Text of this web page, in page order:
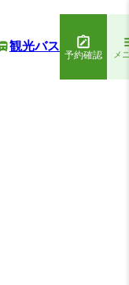
観光バス
予約確認 メ